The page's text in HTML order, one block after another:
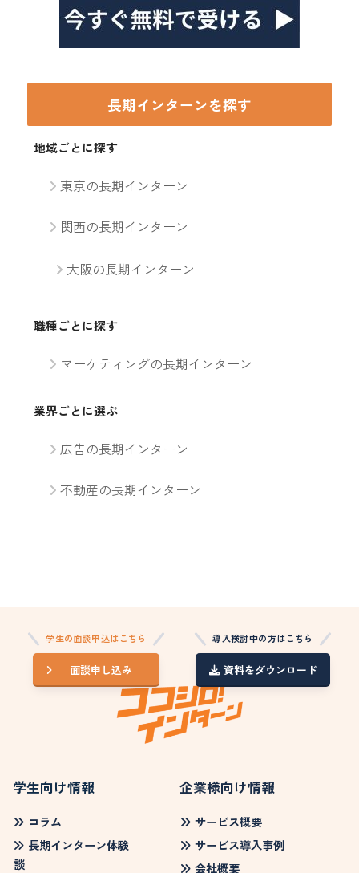
長期インターンを探す
地域ごとに探す
東京の長期インターン
関西の長期インターン
大阪の長期インターン
職種ごとに探す
マーケティングの長期インターン
業界ごとに選ぶ
広告の長期インターン
不動産の長期インターン
学生の面談申込はこちら
面談申し込み
導入検討中の方はこちら
資料をダウンロード
学生向け情報
コラム
長期インターン体験
談
企業様向け情報
サービス概要
サービス導入事例
会社概要